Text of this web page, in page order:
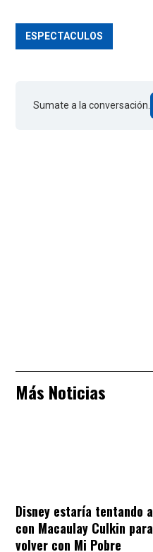
ESPECTACULOS
Sumate a la conversación.
Más Noticias
Disney estaría tentando a
con Macaulay Culkin para
volver con Mi Pobre